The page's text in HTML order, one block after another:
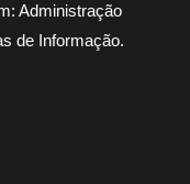
Administração
de Informação.